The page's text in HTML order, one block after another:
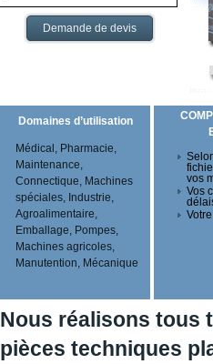
Demande de devis
Domaines d’utilisation
Médical, Pharmacie,
Maintenance,
Connectique, Machines
spéciales, Industrie,
Agroalimentaire,
Emballage, Pompes,
Machines agricoles,
Manutention, Mécanique
vos
Vos
Nous réalisons tous
pièces techniques